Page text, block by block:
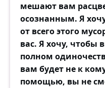
мешают вам
осознанным. Я
от всего этого
вас. Я хочу, чтобы
полном
вам будет не к
помощью, вы не